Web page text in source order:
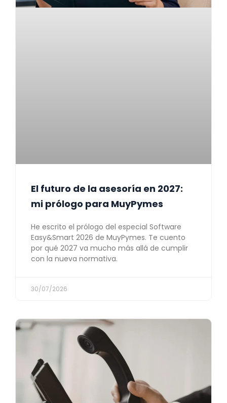
El futuro de la asesoría en 2027:
mi prólogo para MuyPymes
He escrito el prólogo del especial Software
Easy&Smart 2026 de MuyPymes. Te cuento
por qué 2027 va mucho más allá de cumplir
con la nueva normativa.
30/07/2026